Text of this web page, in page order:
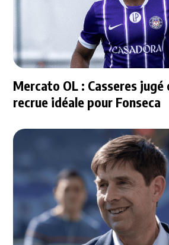
Mercato OL : Casseres jugé
recrue idéale pour Fonseca